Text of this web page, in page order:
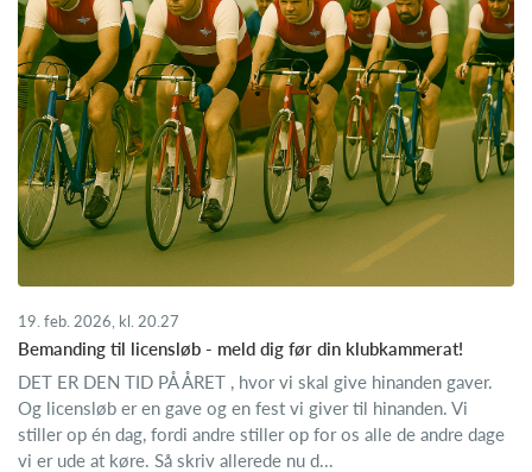
19. feb. 2026, kl. 20.27
Bemanding til licensløb - meld dig før din klubkammerat!
DET ER DEN TID PÅ ÅRET , hvor vi skal give hinanden gaver.
Og licensløb er en gave og en fest vi giver til hinanden. Vi
stiller op én dag, fordi andre stiller op for os alle de andre dage
vi er ude at køre. Så skriv allerede nu d...